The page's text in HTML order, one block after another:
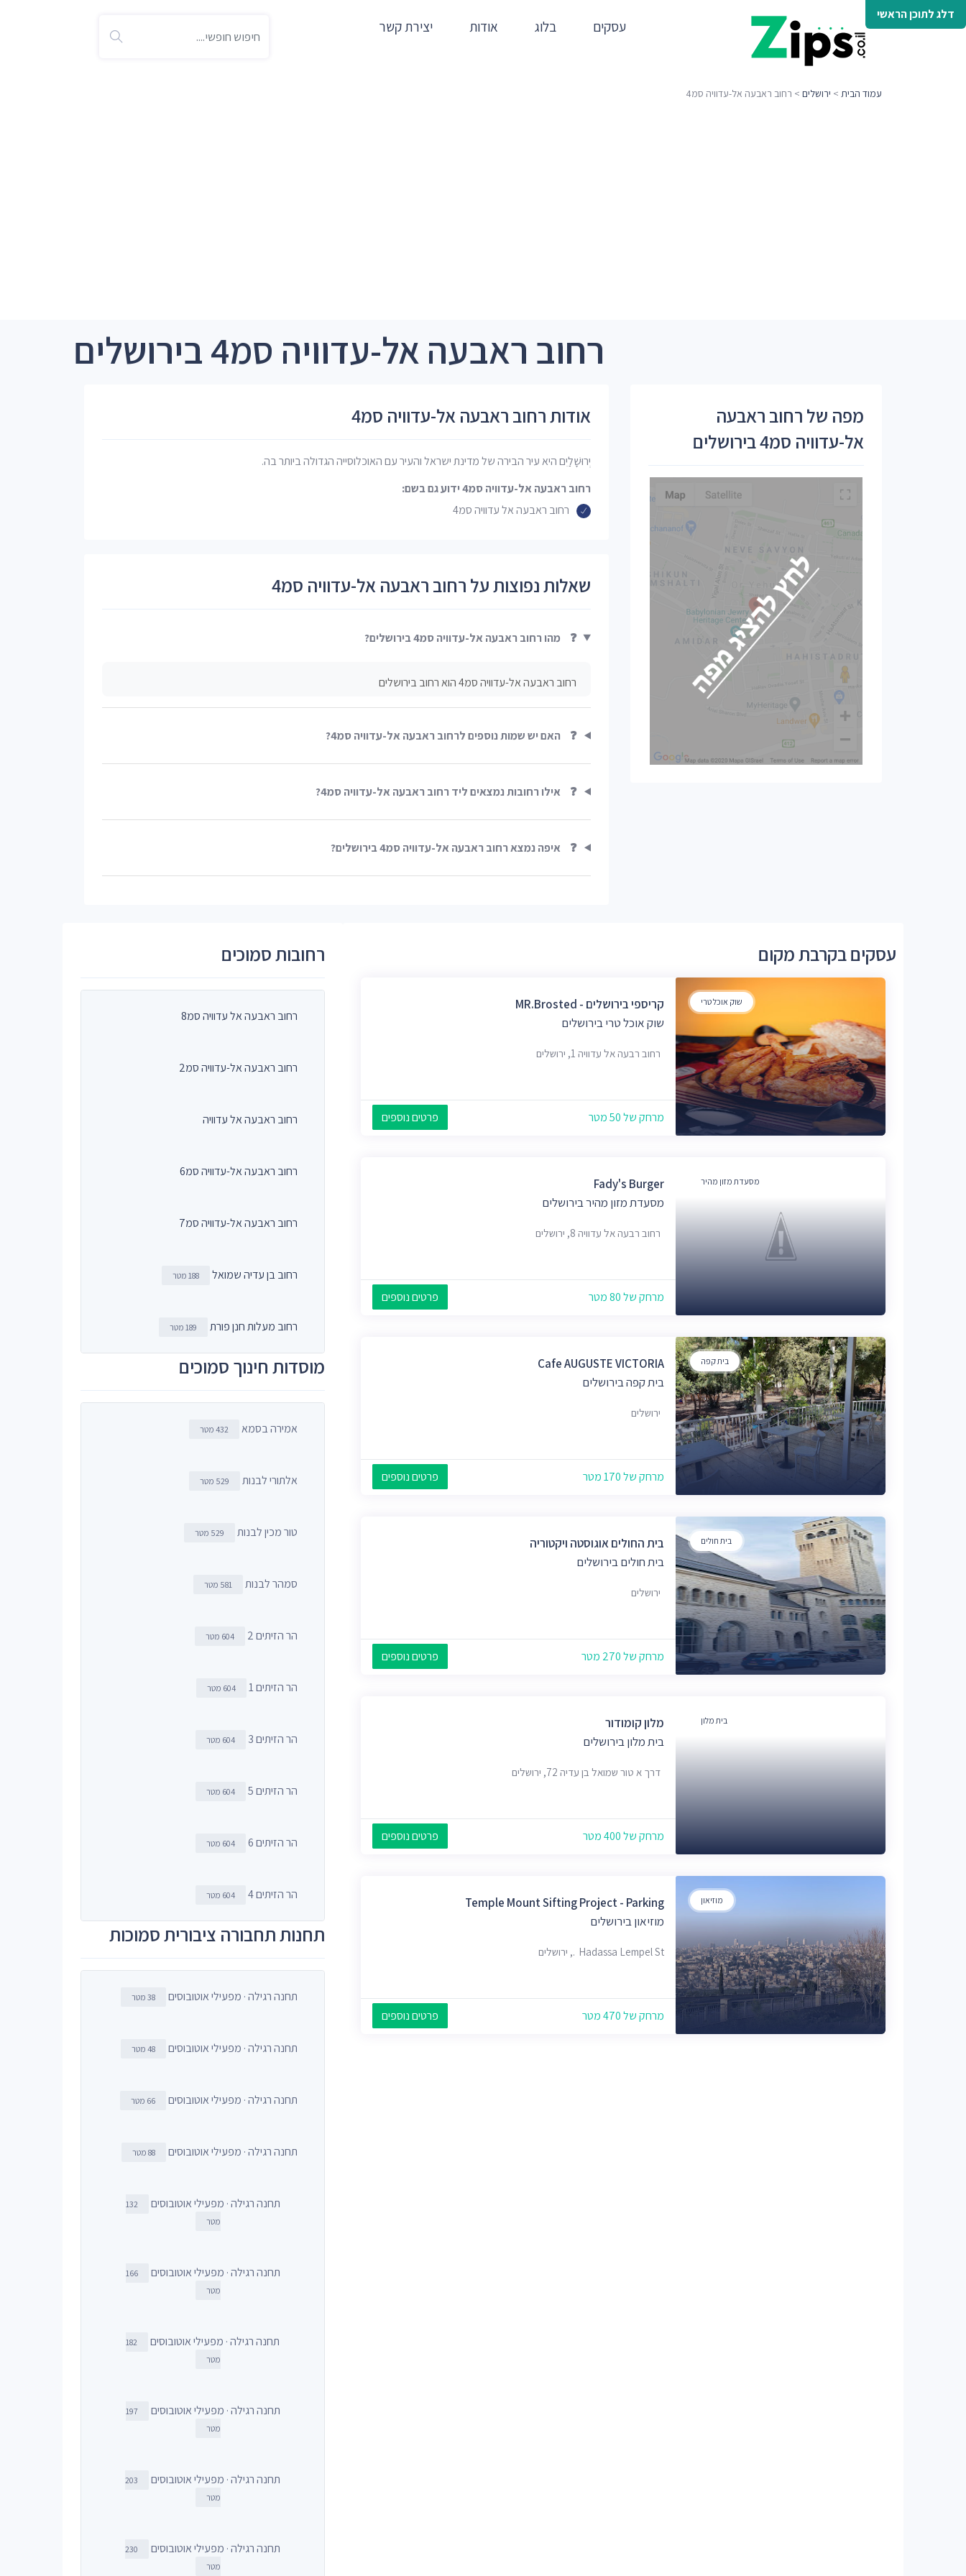
דלג לתוכן הראשי
עסקים בלוג אודות יצירת קשר
עמוד הבית > ירושלים > רחוב ראבעה אל-עדוויה סמ4
רחוב ראבעה אל-עדוויה סמ4 בירושלים
אודות רחוב ראבעה אל-עדוויה סמ4
יְרוּשָׁלַיִם היא עיר הבירה של מדינת ישראל והעיר עם האוכלוסייה הגדולה ביותר בה.
רחוב ראבעה אל-עדוויה סמ4 ידוע גם בשם:
רחוב ראבעה אל עדוויה סמ4
שאלות נפוצות על רחוב ראבעה אל-עדוויה סמ4
❓ מהו רחוב ראבעה אל-עדוויה סמ4 בירושלים?
רחוב ראבעה אל-עדוויה סמ4 הוא רחוב בירושלים
❓ האם יש שמות נוספים לרחוב ראבעה אל-עדוויה סמ4?
❓ אילו רחובות נמצאים ליד רחוב ראבעה אל-עדוויה סמ4?
❓ איפה נמצא רחוב ראבעה אל-עדוויה סמ4 בירושלים?
מפה של רחוב ראבעה
אל-עדוויה סמ4 בירושלים
עסקים בקרבת מקום
שוק אוכל טרי
קריספי בירושלים - MR.brosted
שוק אוכל טרי בירושלים
רחוב רבעה אל עדוויה 1, ירושלים
מרחק של 50 מטר פרטים נוספים
מסעדת מזון מהיר
Fady's Burger
מסעדת מזון מהיר בירושלים
רחוב רבעה אל עדוויה 8, ירושלים
מרחק של 80 מטר פרטים נוספים
בית קפה
Cafe AUGUSTE VICTORIA
בית קפה בירושלים
ירושלים
מרחק של 170 מטר פרטים נוספים
בית חולים
בית החולים אוגוסטה ויקטוריה
בית חולים בירושלים
ירושלים
מרחק של 270 מטר פרטים נוספים
בית מלון
מלון קומודור
בית מלון בירושלים
דרך א טור שמואל בן עדיה 72, ירושלים
מרחק של 400 מטר פרטים נוספים
מוזיאון
Temple Mount Sifting Project - Parking
מוזיאון בירושלים
Hadassa Lempel St., ירושלים
מרחק של 470 מטר פרטים נוספים
רחובות סמוכים
רחוב ראבעה אל עדוויה סמ8
רחוב ראבעה אל-עדוויה סמ2
רחוב ראבעה אל עדוויה
רחוב ראבעה אל-עדוויה סמ6
רחוב ראבעה אל-עדוויה סמ7
רחוב בן עדיה שמואל 188 מטר
רחוב מעלות חנן פורת 189 מטר
מוסדות חינוך סמוכים
אמירה בסמא 432 מטר
אלתורי לבנות 529 מטר
טור מכין לבנות 529 מטר
סמהר לבנות 581 מטר
הר הזיתים 2 604 מטר
הר הזיתים 1 604 מטר
הר הזיתים 3 604 מטר
הר הזיתים 5 604 מטר
הר הזיתים 6 604 מטר
הר הזיתים 4 604 מטר
תחנות תחבורה ציבורית סמוכות
תחנה רגילה · מפעילי אוטובוסים 38 מטר
תחנה רגילה · מפעילי אוטובוסים 48 מטר
תחנה רגילה · מפעילי אוטובוסים 66 מטר
תחנה רגילה · מפעילי אוטובוסים 88 מטר
תחנה רגילה · מפעילי אוטובוסים
132
מטר
תחנה רגילה · מפעילי אוטובוסים
166
מטר
תחנה רגילה · מפעילי אוטובוסים
182
מטר
תחנה רגילה · מפעילי אוטובוסים
197
מטר
תחנה רגילה · מפעילי אוטובוסים
203
מטר
תחנה רגילה · מפעילי אוטובוסים
230
מטר